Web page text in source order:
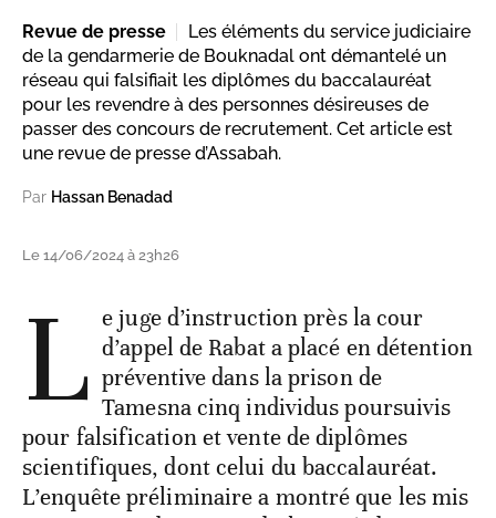
Revue de presse
Les éléments du service judiciaire
de la gendarmerie de Bouknadal ont démantelé un
réseau qui falsifiait les diplômes du baccalauréat
pour les revendre à des personnes désireuses de
passer des concours de recrutement. Cet article est
une revue de presse d’Assabah.
Par Hassan Benadad
Le 14/06/2024 à 23h26
L e juge d’instruction près la cour
d’appel de Rabat a placé en détention
préventive dans la prison de
Tamesna cinq individus poursuivis
pour falsification et vente de diplômes
scientifiques, dont celui du baccalauréat.
L’enquête préliminaire a montré que les mis